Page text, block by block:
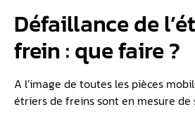
Défaillance de
frein : que faire ?
A l’image de toutes les pièces
étriers de freins sont en mesure de